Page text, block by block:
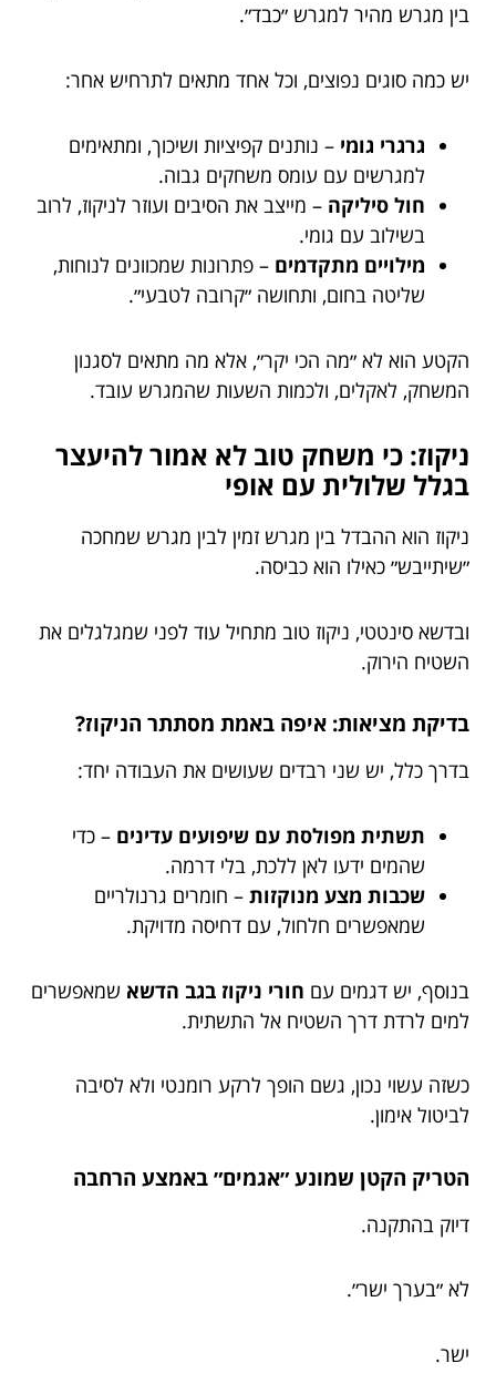
בין מגרש מהיר למגרש ״כבד״.
יש כמה סוגים נפוצים, וכל אחד מתאים לתרחיש אחר:
גרגרי גומי – נותנים קפיציות ושיכוך, ומתאימים
למגרשים עם עומס משחקים גבוה.
חול סיליקה – מייצב את הסיבים ועוזר לניקוז, לרוב
בשילוב עם גומי.
מילויים מתקדמים – פתרונות שמכוונים לנוחות,
שליטה בחום, ותחושה ״קרובה לטבעי״.
הקטע הוא לא ״מה הכי יקר״, אלא מה מתאים לסגנון
המשחק, לאקלים, ולכמות השעות שהמגרש עובד.
ניקוז: כי משחק טוב לא אמור להיעצר
בגלל שלולית עם אופי
ניקוז הוא ההבדל בין מגרש זמין לבין מגרש שמחכה
״שיתייבש״ כאילו הוא כביסה.
ובדשא סינטטי, ניקוז טוב מתחיל עוד לפני שמגלגלים את
השטיח הירוק.
בדיקת מציאות: איפה באמת מסתתר הניקוז?
בדרך כלל, יש שני רבדים שעושים את העבודה יחד:
תשתית מפולסת עם שיפועים עדינים – כדי
שהמים ידעו לאן ללכת, בלי דרמה.
שכבות מצע מנוקזות – חומרים גרנולריים
שמאפשרים חלחול, עם דחיסה מדויקת.
בנוסף, יש דגמים עם חורי ניקוז בגב הדשא שמאפשרים
למים לרדת דרך השטיח אל התשתית.
כשזה עשוי נכון, גשם הופך לרקע רומנטי ולא לסיבה
לביטול אימון.
הטריק הקטן שמונע ״אגמים״ באמצע הרחבה
דיוק בהתקנה.
לא ״בערך ישר״.
ישר.